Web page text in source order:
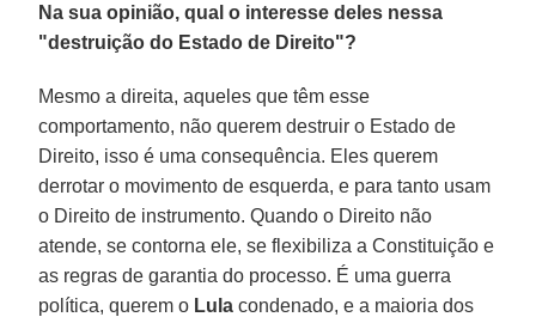
Na sua opinião, qual o interesse deles nessa
"destruição do Estado de Direito"?
Mesmo a direita, aqueles que têm esse
comportamento, não querem destruir o Estado de
Direito, isso é uma consequência. Eles querem
derrotar o movimento de esquerda, e para tanto usam
o Direito de instrumento. Quando o Direito não
atende, se contorna ele, se flexibiliza a Constituição e
as regras de garantia do processo. É uma guerra
política, querem o Lula condenado, e a maioria dos